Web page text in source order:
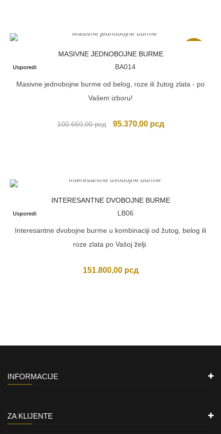
MASIVNE JEDNOBOJNE BURME
Usporedi BA014
Masivne jednobojne burme od belog, roze ili žutog zlata - po
Vašem izboru!
100.650,00рсд
Originalna
95.370,00 рсдTrenutna
INTERESANTNE DVOBOJNE BURME
Usporedi LB06
Interesantne dvobojne burme u kombinaciji od žutog, belog ili
roze zlata po Vašoj želji.
151.800,00 рсд
INFORMACIJE
ZA KLIJENTE